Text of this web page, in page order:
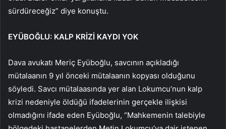
sürdüreceğiz” diye konuştu.
EYÜBOĞLU: KALP KRİZİ KAYDI YOK
Dava avukatı Meriç Eyüboğlu, savcının açıkladığı
mütalaanın 9 yıl önceki mütalaanın kopyası olduğunu
söyledi. Savcı mütalaasında yer alan Lokumcu’nun kalp
krizi nedeniyle öldüğü ifadelerinin gerçekle ilişkisi
olmadığını ifade eden Eyüboğlu, “Mahkemenin talebiyle